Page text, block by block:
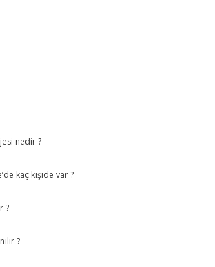
nedir ?
kaç kişide var ?
?
?